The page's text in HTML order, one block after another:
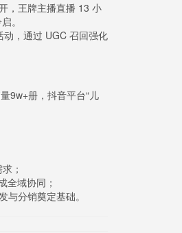
，王牌主播直播 13 小
。
，通过 UGC 召回强化
9w+册，抖音平台“儿
；
全域协同；
与分销奠定基础。